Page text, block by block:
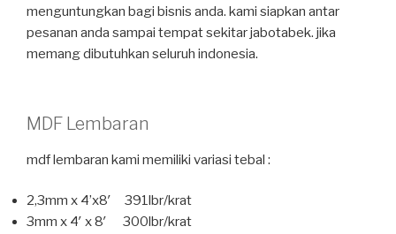
menguntungkan bagi bisnis anda. kami siapkan antar
pesanan anda sampai tempat sekitar jabotabek. jika
memang dibutuhkan seluruh indonesia.
MDF Lembaran
mdf lembaran kami memiliki variasi tebal :
2,3mm x 4’x8′ 391lbr/krat
3mm x 4′ x 8′ 300lbr/krat